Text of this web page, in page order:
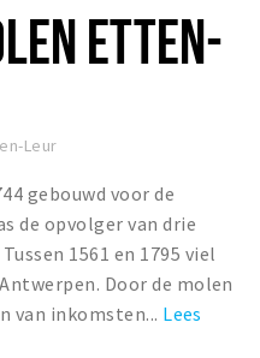
ETTEN-
Leur
gebouwd voor de
de opvolger van drie
1561 en 1795 viel
Door de molen
van inkomsten... Lees